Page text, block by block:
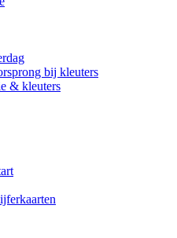
bij kleuters
& kleuters